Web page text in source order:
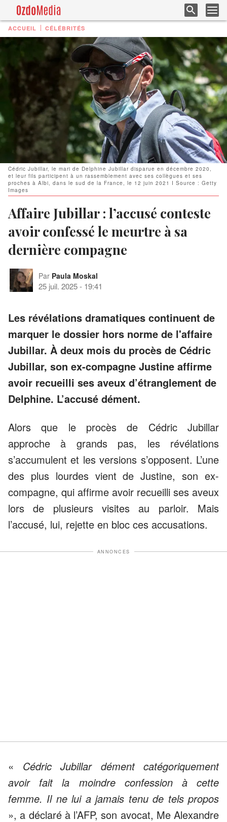
ACCUEIL CÉLÉBRITÉS
Cédric Jubillar, le mari de Delphine Jubillar disparue en décembre 2020,
et leur fils participent à un rassemblement avec ses collègues et ses
proches à Albi, dans le sud de la France, le 12 juin 2021 I Source : Getty
Images
Affaire Jubillar : l’accusé conteste
avoir confessé le meurtre à sa
dernière compagne
Par Paula Moskal
25 juil. 2025- 19:41
Les révélations dramatiques continuent de
marquer le dossier hors norme de l'affaire
Jubillar. À deux mois du procès de Cédric
Jubillar, son ex-compagne Justine affirme
avoir recueilli ses aveux d’étranglement de
Delphine. L’accusé dément.
Alors que le procès de Cédric Jubillar
approche à grands pas, les révélations
s’accumulent et les versions s’opposent. L’une
des plus lourdes vient de Justine, son ex-
compagne, qui affirme avoir recueilli ses aveux
lors de plusieurs visites au parloir. Mais
l’accusé, lui, rejette en bloc ces accusations.
ANNONCES
« Cédric Jubillar dément catégoriquement
avoir fait la moindre confession à cette
femme. Il ne lui a jamais tenu de tels propos
», a déclaré à l’AFP, son avocat, Me Alexandre